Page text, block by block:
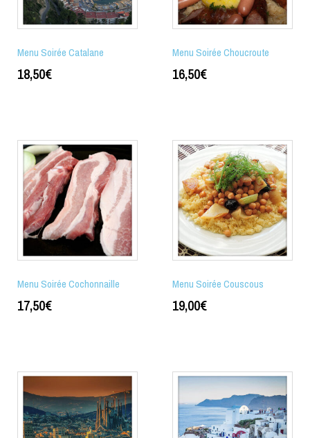
Menu Soirée Catalane
18,50€
Menu Soirée Choucroute
16,50€
Menu Soirée Cochonnaille
17,50€
Menu Soirée Couscous
19,00€